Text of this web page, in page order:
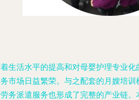
生活水平的提高和对母婴护理专业
市场日益繁荣。与之配套的月嫂培
务派遣服务也形成了完整的产业链